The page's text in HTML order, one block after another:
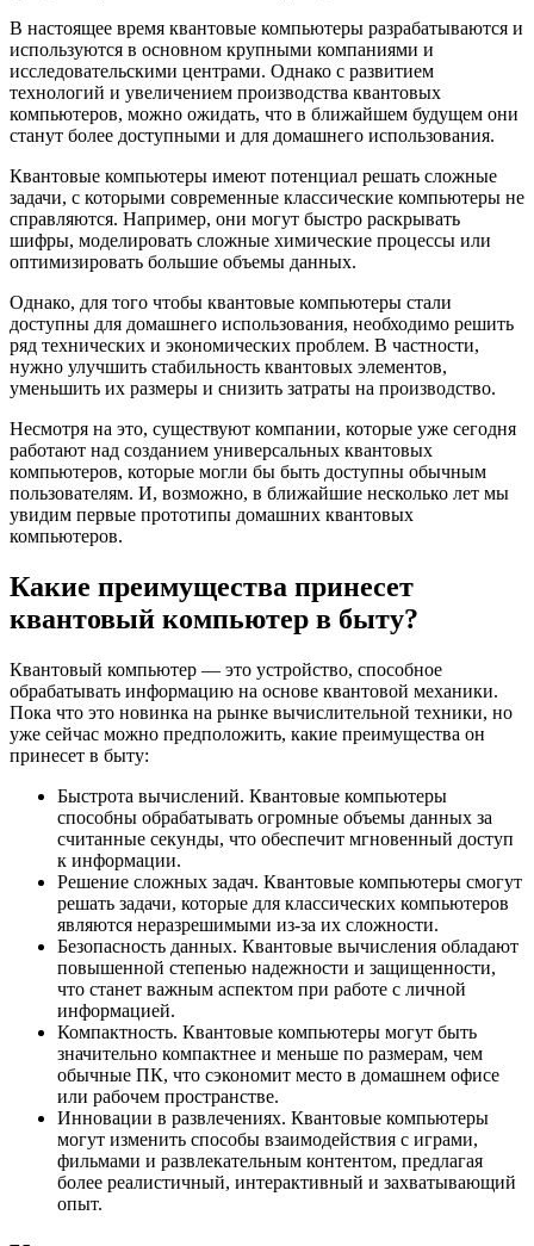
В настоящее время квантовые компьютеры разрабатываются и
используются в основном крупными компаниями и
исследовательскими центрами. Однако с развитием
технологий и увеличением производства квантовых
компьютеров, можно ожидать, что в ближайшем будущем они
станут более доступными и для домашнего использования.
Квантовые компьютеры имеют потенциал решать сложные
задачи, с которыми современные классические компьютеры не
справляются. Например, они могут быстро раскрывать
шифры, моделировать сложные химические процессы или
оптимизировать большие объемы данных.
Однако, для того чтобы квантовые компьютеры стали
доступны для домашнего использования, необходимо решить
ряд технических и экономических проблем. В частности,
нужно улучшить стабильность квантовых элементов,
уменьшить их размеры и снизить затраты на производство.
Несмотря на это, существуют компании, которые уже сегодня
работают над созданием универсальных квантовых
компьютеров, которые могли бы быть доступны обычным
пользователям. И, возможно, в ближайшие несколько лет мы
увидим первые прототипы домашних квантовых
компьютеров.
Какие преимущества принесет
квантовый компьютер в быту?
Квантовый компьютер — это устройство, способное
обрабатывать информацию на основе квантовой механики.
Пока что это новинка на рынке вычислительной техники, но
уже сейчас можно предположить, какие преимущества он
принесет в быту:
Быстрота вычислений. Квантовые компьютеры
способны обрабатывать огромные объемы данных за
считанные секунды, что обеспечит мгновенный доступ
к информации.
Решение сложных задач. Квантовые компьютеры смогут
решать задачи, которые для классических компьютеров
являются неразрешимыми из-за их сложности.
Безопасность данных. Квантовые вычисления обладают
повышенной степенью надежности и защищенности,
что станет важным аспектом при работе с личной
информацией.
Компактность. Квантовые компьютеры могут быть
значительно компактнее и меньше по размерам, чем
обычные ПК, что сэкономит место в домашнем офисе
или рабочем пространстве.
Инновации в развлечениях. Квантовые компьютеры
могут изменить способы взаимодействия с играми,
фильмами и развлекательным контентом, предлагая
более реалистичный, интерактивный и захватывающий
опыт.